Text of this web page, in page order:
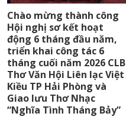
Chào mừng thành công
Hội nghị sơ kết hoạt
động 6 tháng đầu năm,
triển khai công tác 6
tháng cuối năm 2026 CLB
Thơ Văn Hội Liên lạc Việt
Kiều TP Hải Phòng và
Giao lưu Thơ Nhạc
“Nghĩa Tình Tháng Bảy”